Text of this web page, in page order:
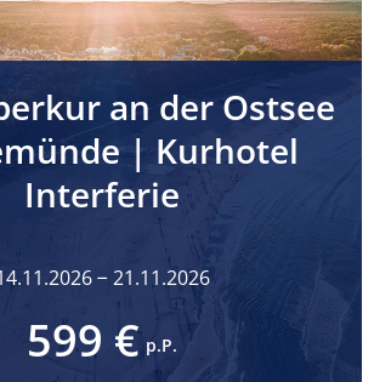
an der Ostsee
| Kurhotel
Interferie
– 21.11.2026
599 € p.P.